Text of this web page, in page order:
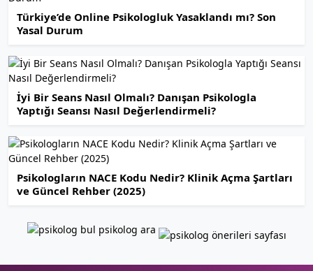
Türkiye’de Online Psikologluk Yasaklandı mı? Son
Yasal Durum
İyi Bir Seans Nasıl Olmalı? Danışan Psikologla
Yaptığı Seansı Nasıl Değerlendirmeli?
Psikologların NACE Kodu Nedir? Klinik Açma Şartları
ve Güncel Rehber (2025)